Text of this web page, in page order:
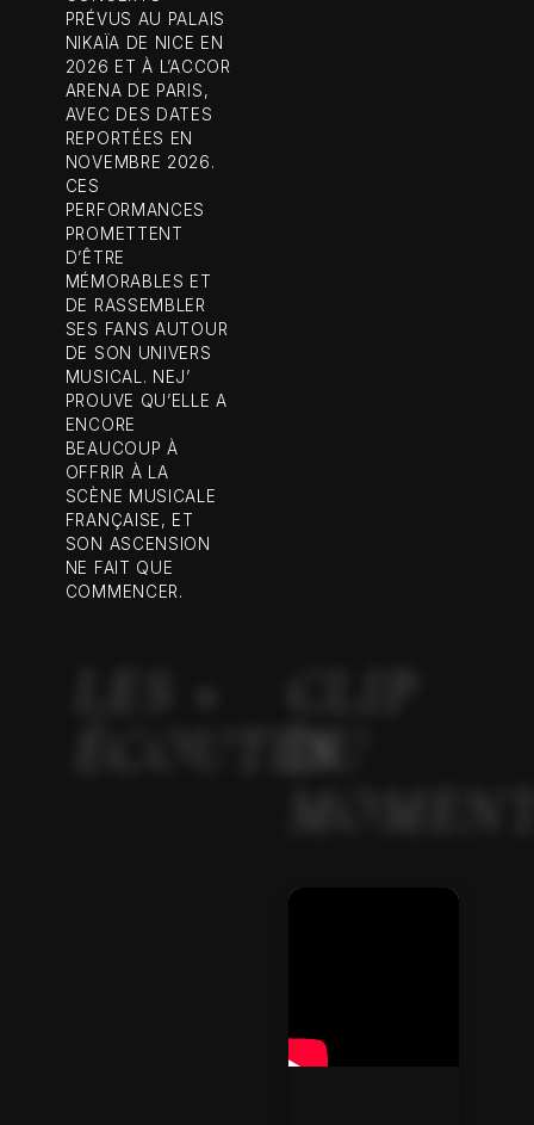
PRÉVUS AU PALAIS
NIKAÏA DE NICE EN
2026 ET À L’ACCOR
ARENA DE PARIS,
AVEC DES DATES
REPORTÉES EN
NOVEMBRE 2026.
CES
PERFORMANCES
PROMETTENT
D’ÊTRE
MÉMORABLES ET
DE RASSEMBLER
SES FANS AUTOUR
DE SON UNIVERS
MUSICAL. NEJ’
PROUVE QU’ELLE A
ENCORE
BEAUCOUP À
OFFRIR À LA
SCÈNE MUSICALE
FRANÇAISE, ET
SON ASCENSION
NE FAIT QUE
COMMENCER.
ÉCOUTÉS
DU